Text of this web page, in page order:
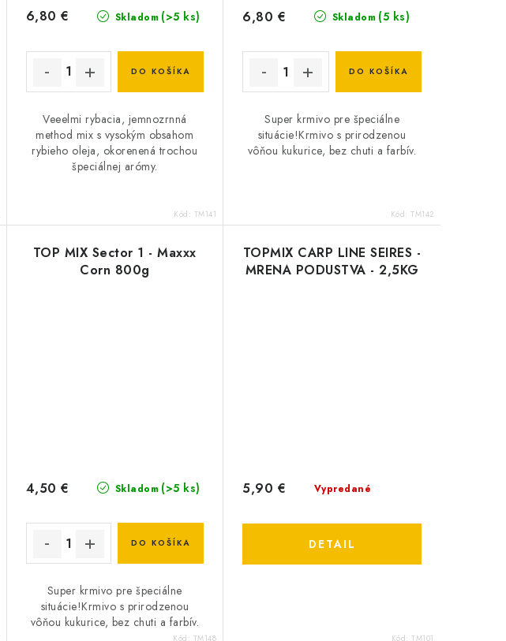
Skladom (>5 ks)
6,80 €
DO KOŠÍKA
Veeelmi rybacia, jemnozrnná
method mix s vysokým obsahom
rybieho oleja, okorenená trochou
špeciálnej arómy.
Kód: TM141
Skladom (5 ks)
6,80 €
DO KOŠÍKA
Super krmivo pre špeciálne
situácie!Krmivo s prirodzenou
vôňou kukurice, bez chuti a farbív.
Kód:TM142
TOP MIX Sector 1 - Maxxx
Corn 800g
Skladom (>5 ks)
4,50 €
DO KOŠÍKA
Super krmivo pre špeciálne
situácie!Krmivo s prirodzenou
vôňou kukurice, bez chuti a farbív.
Kód: TM148
TOPMIX CARP LINE SEIRES -
MRENA PODUSTVA - 2,5KG
Vypredané
5,90 €
DETAIL
Kód:TM101